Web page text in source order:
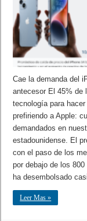
Cae la demanda del
antecesor El 45% de
tecnología para
prefiriendo a Apple:
demandados en
estadounidense. El
con el paso de los
por debajo de los
ha desembolsado
Leer Mas »